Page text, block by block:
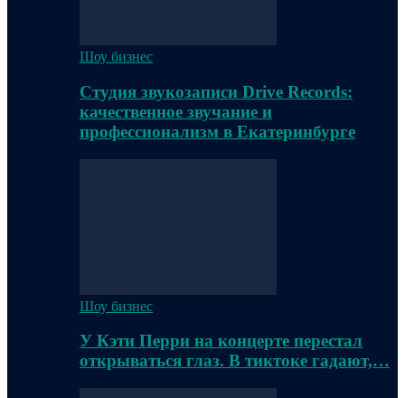
Шоу бизнес
Студия звукозаписи Drive Records:
качественное звучание и
профессионализм в Екатеринбурге
Шоу бизнес
У Кэти Перри на концерте перестал
открываться глаз. В тиктоке гадают,…